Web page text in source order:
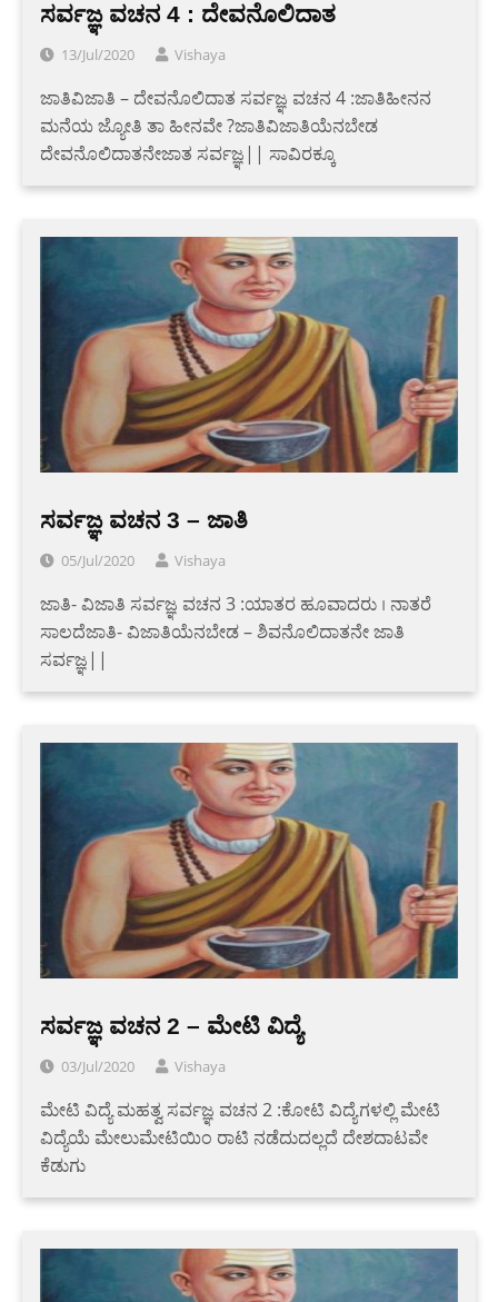
ಸರ್ವಜ್ಞ ವಚನ 4 : ದೇವನೊಲಿದಾತ
13/Jul/2020 Vishaya
ಜಾತಿವಿಜಾತಿ – ದೇವನೊಲಿದಾತ ಸರ್ವಜ್ಞ ವಚನ 4 :ಜಾತಿಹೀನನ
ಮನೆಯ ಜ್ಯೋತಿ ತಾ ಹೀನವೇ ?ಜಾತಿವಿಜಾತಿಯೆನಬೇಡ
ದೇವನೊಲಿದಾತನೇಜಾತ ಸರ್ವಜ್ಞ|| ಸಾವಿರಕ್ಕೂ
ಸರ್ವಜ್ಞ ವಚನ 3 – ಜಾತಿ
05/Jul/2020 Vishaya
ಜಾತಿ- ವಿಜಾತಿ ಸರ್ವಜ್ಞ ವಚನ 3 :ಯಾತರ ಹೂವಾದರು । ನಾತರೆ
ಸಾಲದೆಜಾತಿ- ವಿಜಾತಿಯೆನಬೇಡ – ಶಿವನೊಲಿದಾತನೇ ಜಾತಿ
ಸರ್ವಜ್ಞ||
ಸರ್ವಜ್ಞ ವಚನ 2 – ಮೇಟಿ ವಿದ್ಯೆ
03/Jul/2020 Vishaya
ಮೇಟಿ ವಿದ್ಯೆ ಮಹತ್ವ ಸರ್ವಜ್ಞ ವಚನ 2 :ಕೋಟಿ ವಿದ್ಯೆಗಳಲ್ಲಿ ಮೇಟಿ
ವಿದ್ಯೆಯೆ ಮೇಲುಮೇಟಿಯಿಂ ರಾಟಿ ನಡೆದುದಲ್ಲದೆ ದೇಶದಾಟವೇ
ಕೆಡುಗು